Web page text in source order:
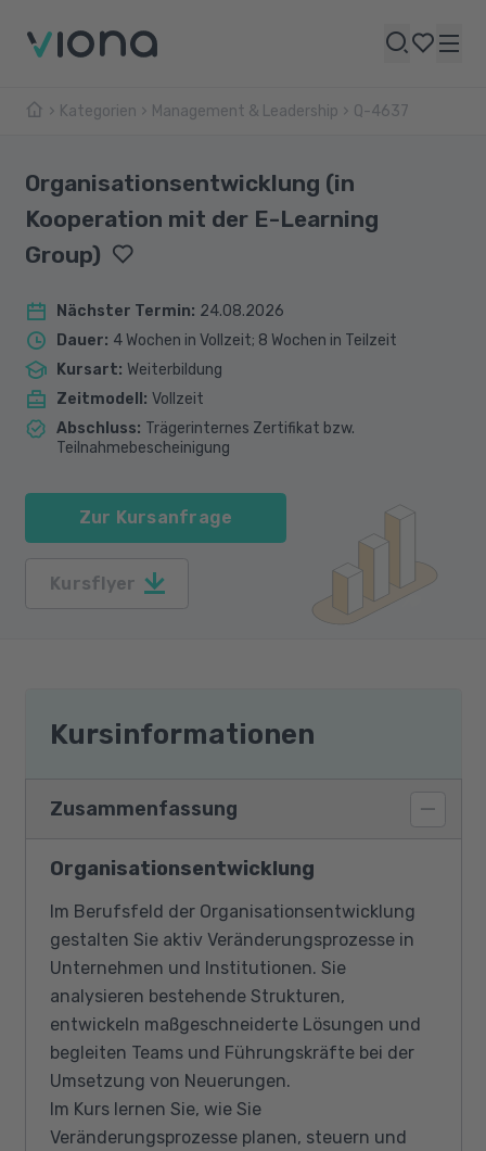
Kategorien Management & Leadership Q-4637
Organisationsentwicklung (in
Kooperation mit der E-Learning
Group)
Nächster Termin: 24.08.2026
Dauer: 4 Wochen in Vollzeit; 8 Wochen in Teilzeit
Kursart: Weiterbildung
Zeitmodell : Vollzeit
Abschluss: Trägerinternes Zertifikat bzw.
Teilnahmebescheinigung
Zur Kursanfrage
Kursflyer
Kursinformationen
Zusammenfassung
Organisationsentwicklung
Im Berufsfeld der Organisationsentwicklung
gestalten Sie aktiv Veränderungsprozesse in
Unternehmen und Institutionen. Sie
analysieren bestehende Strukturen,
entwickeln maßgeschneiderte Lösungen und
begleiten Teams und Führungskräfte bei der
Umsetzung von Neuerungen.
Im Kurs lernen Sie, wie Sie
Veränderungsprozesse planen, steuern und